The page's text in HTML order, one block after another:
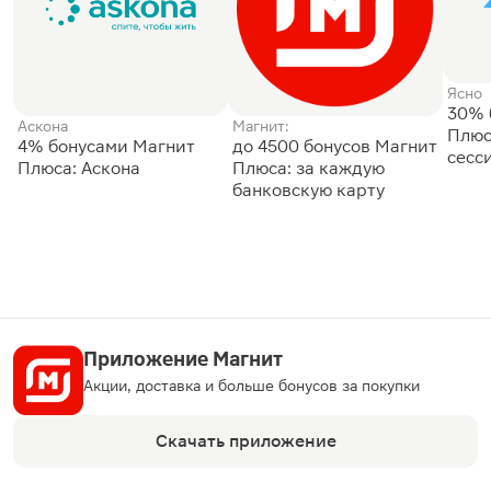
Аскона
4% бонусами Магнит
Плюса: Аскона
Магнит:
до 4500 бонусов Магнит
Плюса: за каждую
банковскую карту
Ясно
30%
Приложение Магнит
Акции, доставка и больше бонусов за покупки
Скачать приложение